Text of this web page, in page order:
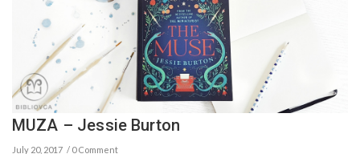
MUZA – Jessie Burton
July 20, 2017 0 Comment